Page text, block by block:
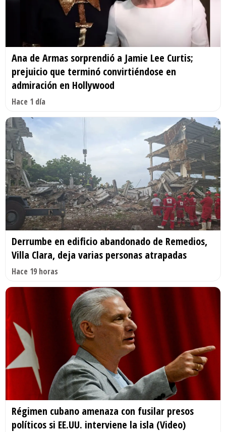
Ana de Armas sorprendió a Jamie Lee Curtis;
prejuicio que terminó convirtiéndose en
admiración en Hollywood
Hace 1 día
Derrumbe en edificio abandonado de Remedios,
Villa Clara, deja varias personas atrapadas
Hace 19 horas
Régimen cubano amenaza con fusilar presos
políticos si EE.UU. interviene la isla (Video)